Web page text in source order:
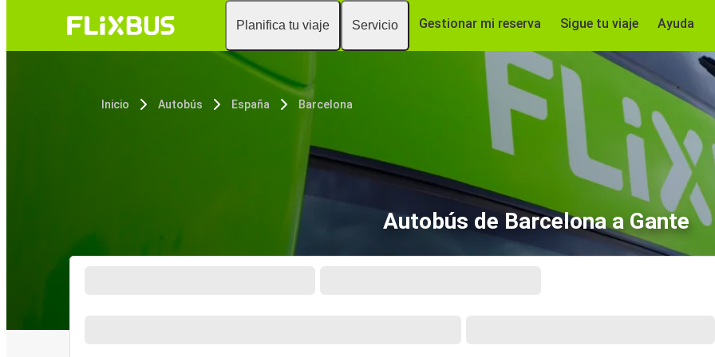
Planifica tu viaje Servicio Gestionar mi reserva Sigue tu viaje Ayuda
Inicio Autobús España Barcelona
Autobús de Barcelona a Gante